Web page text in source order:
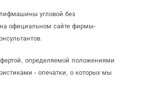
угловой без
официальном сайте фирмы-
определяемой положениями
- опечатки, о которых мы